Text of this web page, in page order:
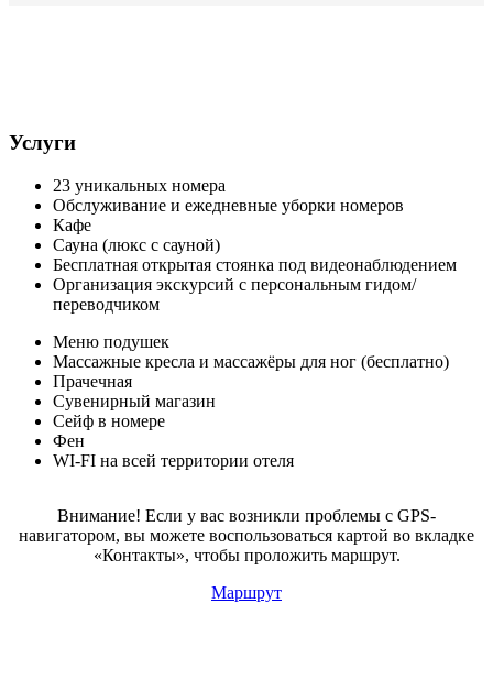
Услуги
23 уникальных номера
Обслуживание и ежедневные уборки номеров
Кафе
Сауна (люкс с сауной)
Бесплатная открытая стоянка под видеонаблюдением
Организация экскурсий с персональным гидом/
переводчиком
Меню подушек
Массажные кресла и массажёры для ног (бесплатно)
Прачечная
Сувенирный магазин
Сейф в номере
Фен
WI-FI на всей территории отеля
Внимание! Если у вас возникли проблемы с GPS-
навигатором, вы можете воспользоваться картой во вкладке
«Контакты», чтобы проложить маршрут.
Маршрут